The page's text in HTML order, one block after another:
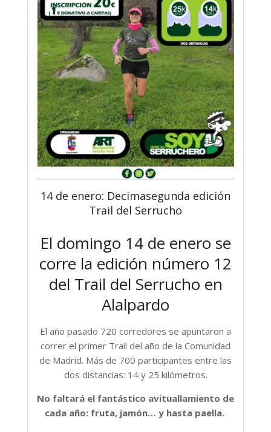
14 de enero: Decimasegunda edición
Trail del Serrucho
El domingo 14 de enero se
corre la edición número 12
del Trail del Serrucho en
Alalpardo
El año pasado 720 corredores se apuntaron a
correr el primer Trail del año de la Comunidad
de Madrid. Más de 700 participantes entre las
dos distancias: 14 y 25 kilómetros.
No faltará el fantástico avituallamiento de
cada año: fruta, jamón… y hasta paella.